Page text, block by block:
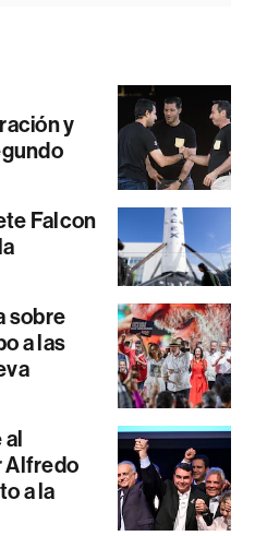
y
Falcon
sobre
a las
al
Alfredo
a la